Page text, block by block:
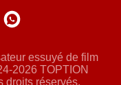
essuyé de film
2026 TOPTION
droits réservés.